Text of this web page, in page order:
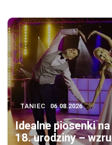
TANIEC 06.08.2026
Idealne piosenki
18. urodziny –